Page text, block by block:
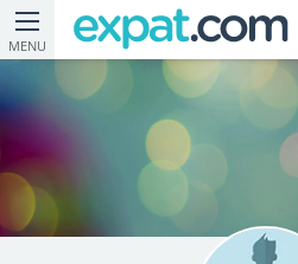
MENU